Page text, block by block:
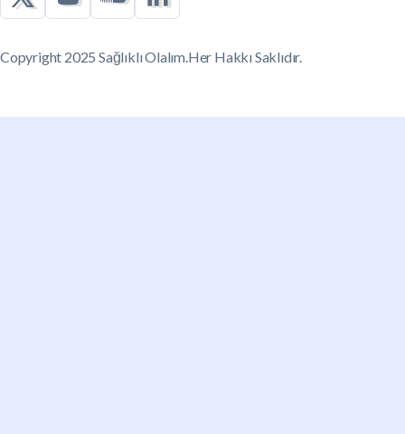
Copyright 2025 Sağlıklı Olalım.Her Hakkı Saklıdır.